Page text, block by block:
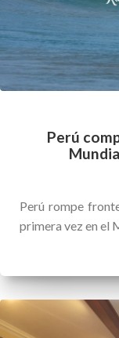
Perú
Perú rompe
primera vez en el